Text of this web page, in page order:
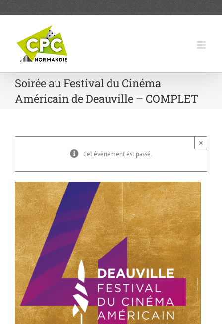
Soirée au Festival du Cinéma
Américain de Deauville – COMPLET
Cet évènement est passé.
×